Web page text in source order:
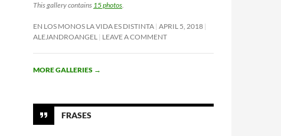
This gallery contains 15 photos.
EN LOS MONOS LA VIDA ES DISTINTA APRIL 5, 2018
ALEJANDROANGEL LEAVE A COMMENT
MORE GALLERIES →
FRASES